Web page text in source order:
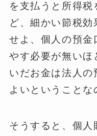
を支払うと所得
ど、細かい節税
せよ、個人の預金
やす必要が無いほ
いだお金は法人
よいということな
そうすると、個人